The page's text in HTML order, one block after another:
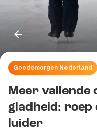
Goedemorgen Nederland
Meer vallende
gladheid: roep
luider